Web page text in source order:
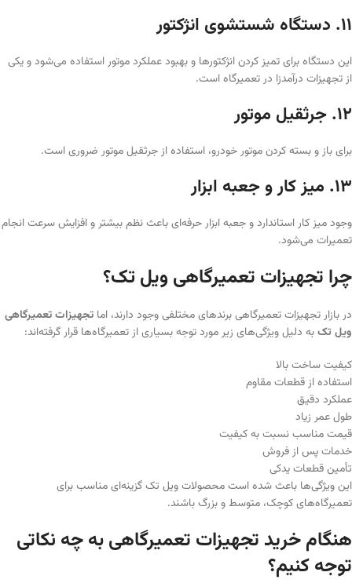
۱۱. دستگاه شستشوی انژکتور
این دستگاه برای تمیز کردن انژکتورها و بهبود عملکرد موتور استفاده می‌شود و یکی
از تجهیزات درآمدزا در تعمیرگاه است.
۱۲. جرثقیل موتور
برای باز و بسته کردن موتور خودرو، استفاده از جرثقیل موتور ضروری است.
۱۳. میز کار و جعبه ابزار
وجود میز کار استاندارد و جعبه ابزار حرفه‌ای باعث نظم بیشتر و افزایش سرعت انجام
تعمیرات می‌شود.
چرا تجهیزات تعمیرگاهی ویل تک؟
در بازار تجهیزات تعمیرگاهی برندهای مختلفی وجود دارند، اما تجهیزات تعمیرگاهی
ویل تکبه دلیل ویژگی‌های زیر مورد توجه بسیاری از تعمیرگاه‌ها قرار گرفته‌اند:
کیفیت ساخت بالا
استفاده از قطعات مقاوم
عملکرد دقیق
طول عمر زیاد
قیمت مناسب نسبت به کیفیت
خدمات پس از فروش
تأمین قطعات یدکی
این ویژگی‌ها باعث شده است محصولات ویل تک گزینه‌ای مناسب برای
تعمیرگاه‌های کوچک، متوسط و بزرگ باشند.
هنگام خرید تجهیزات تعمیرگاهی به چه نکاتی
توجه کنیم؟